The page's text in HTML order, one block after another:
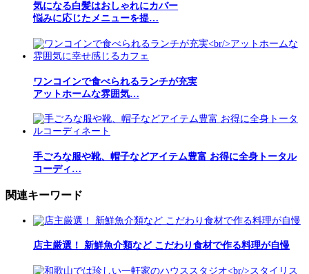
気になる白髪はおしゃれにカバー
悩みに応じたメニューを提…
ワンコインで食べられるランチが充実
アットホームな雰囲気…
手ごろな服や靴、帽子などアイテム豊富 お得に全身トータル
コーディ…
関連キーワード
店主厳選！ 新鮮魚介類など こだわり食材で作る料理が自慢